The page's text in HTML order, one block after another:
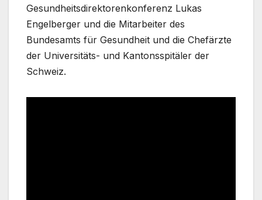
Gesundheitsdirektorenkonferenz Lukas
Engelberger und die Mitarbeiter des
Bundesamts für Gesundheit und die Chefärzte
der Universitäts- und Kantonsspitäler der
Schweiz.